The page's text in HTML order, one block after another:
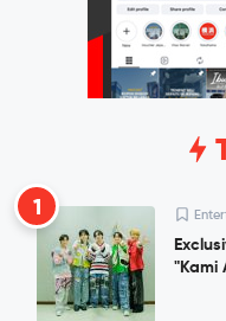
1
"Kami